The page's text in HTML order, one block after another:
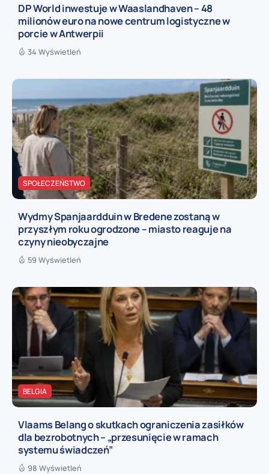
DP World inwestuje w Waaslandhaven – 48
milionów euro na nowe centrum logistyczne w
porcie w Antwerpii
34 Wyświetleń
SPOŁECZEŃSTWO
Wydmy Spanjaardduin w Bredene zostaną w
przyszłym roku ogrodzone – miasto reaguje na
czyny nieobyczajne
59 Wyświetleń
BELGIA
Vlaams Belang o skutkach ograniczenia zasiłków
dla bezrobotnych – „przesunięcie w ramach
systemu świadczeń”
98 Wyświetleń